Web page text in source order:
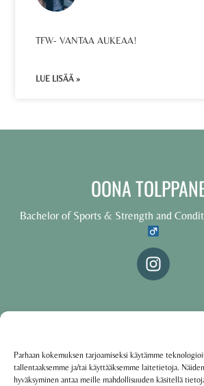
Parhaan kokemuksen tarjoamiseksi käytämme
tallentaaksemme ja/tai käyttääksemme laitetietoja.
hyväksyminen antaa meille mahdollisuuden käsitellä
TFW- VANTAA AUKEAA!
LUE LISÄÄ »
OONA
Bachelor of Sports & Strength and
Käyttöehdot·